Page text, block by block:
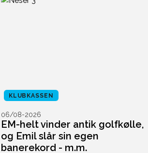
KLUBKASSEN
06/08-2026
EM-helt vinder antik golfkølle,
og Emil slår sin egen
banerekord - m.m.